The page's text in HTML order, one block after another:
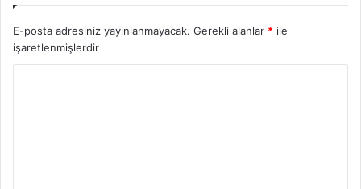
E-posta adresiniz yayınlanmayacak. Gerekli alanlar * ile
işaretlenmişlerdir